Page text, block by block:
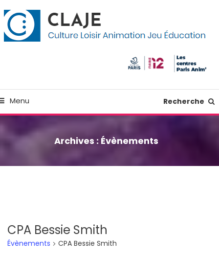
Menu Recherche
Archives : Évènements
CPA Bessie Smith
Évènements CPA Bessie Smith